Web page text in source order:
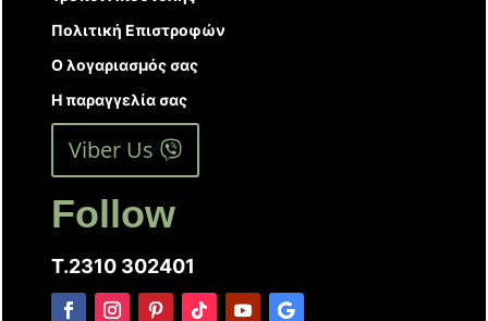
Πολιτική Επιστροφών
Ο λογαριασμός σας
Η παραγγελία σας
Viber Us
Follow
T.2310 302401